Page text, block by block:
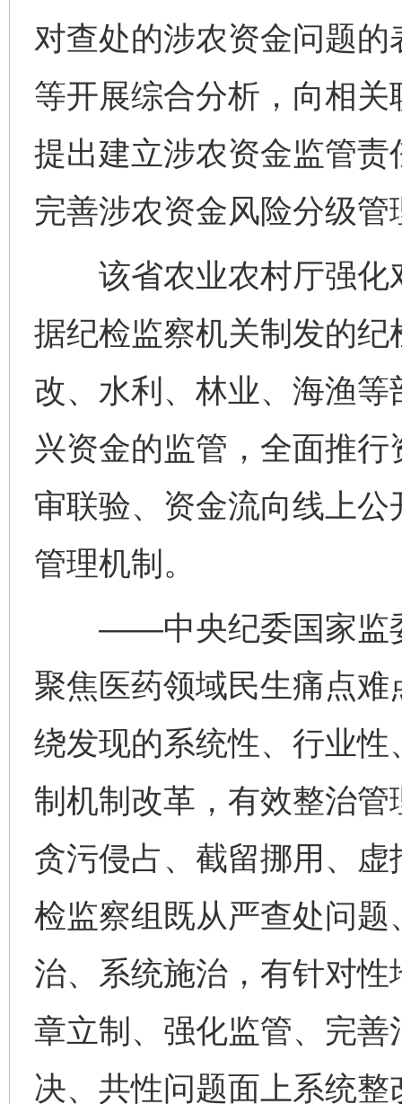
对查处的涉农资金问题
等开展综合分析，向相
提出建立涉农资金监管
完善涉农资金风险分级
该省农业农村厅强化
据纪检监察机关制发的
改、水利、林业、海渔
兴资金的监管，全面推
审联验、资金流向线上
管理机制。
——中央纪委国家监委
聚焦医药领域民生痛点难
绕发现的系统性、行业
制机制改革，有效整治
贪污侵占、截留挪用、
检监察组既从严查处问
治、系统施治，有针对
章立制、强化监管、完
决、共性问题面上系统